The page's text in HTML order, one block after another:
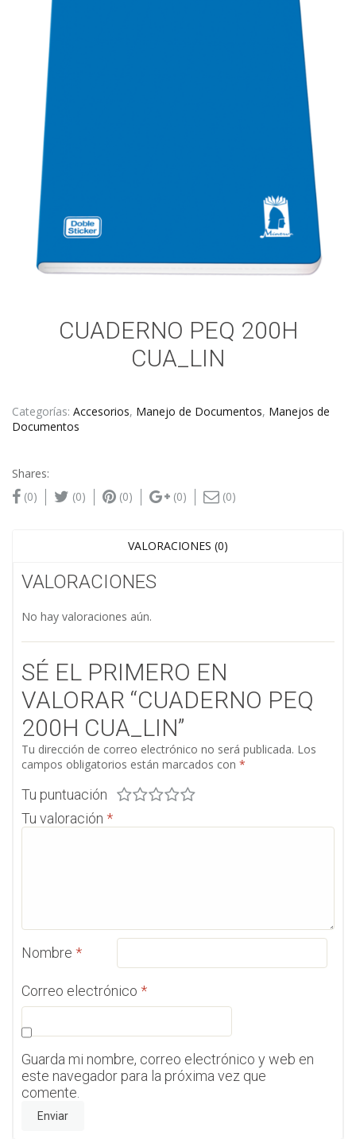
CUADERNO PEQ 200H
CUA_LIN
Categorías: Accesorios, Manejo de Documentos, Manejos de
Documentos
Shares:
(0)
(0) (0) (0) (0)
VALORACIONES (0)
VALORACIONES
No hay valoraciones aún.
SÉ EL PRIMERO EN
VALORAR “CUADERNO PEQ
200H CUA_LIN”
Tu dirección de correo electrónico no será publicada. Los
campos obligatorios están marcados con *
Tu puntuación
Tu valoración *
Nombre *
Correo electrónico *
Guarda mi nombre, correo electrónico y web en
este navegador para la próxima vez que
comente.